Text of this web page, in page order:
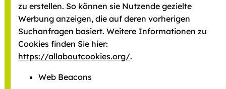
zu erstellen. So können sie Nutzende gezielte
Werbung anzeigen, die auf deren vorherigen
Suchanfragen basiert. Weitere Informationen zu
Cookies finden Sie hier:
https://allaboutcookies.org/.
Web Beacons